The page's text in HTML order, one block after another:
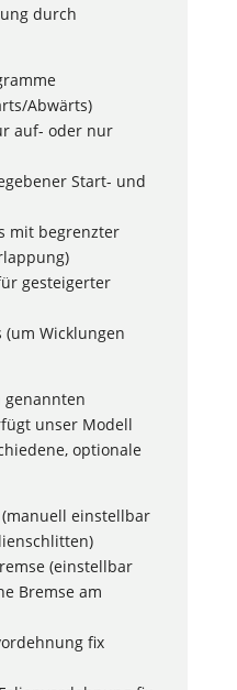
durch
Abwärts)
auf- oder nur
Start- und
mit begrenzter
gesteigerter
(um Wicklungen
genannten
unser Modell
optionale
(manuell einstellbar
(einstellbar
Bremse am
fix